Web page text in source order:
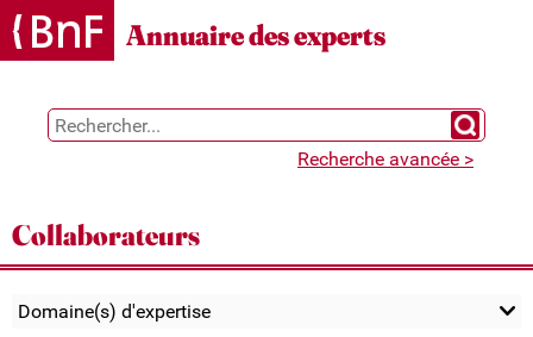
Gestion des cookies
Annuaire des experts
Chercher
Recherche avancée >
Collaborateurs
Domaine(s) d'expertise